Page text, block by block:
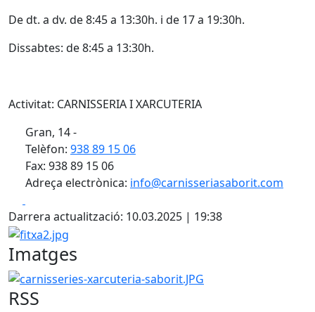
De dt. a dv. de 8:45 a 13:30h. i de 17 a 19:30h.
Dissabtes: de 8:45 a 13:30h.
Activitat: CARNISSERIA I XARCUTERIA
Gran, 14 -
Telèfon: 938 89 15 06
Fax: 938 89 15 06
Adreça electrònica: info@carnisseriasaborit.com
Darrera actualització: 10.03.2025 | 19:38
fitxa2.jpg
Imatges
carnisseries-xarcuteria-saborit.JPG
RSS